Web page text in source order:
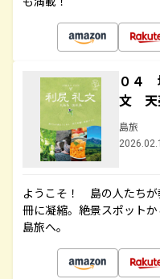
０４
文 天
島旅
ようこそ！ 島の人たちが
冊に凝縮。絶景スポットか
島旅へ。